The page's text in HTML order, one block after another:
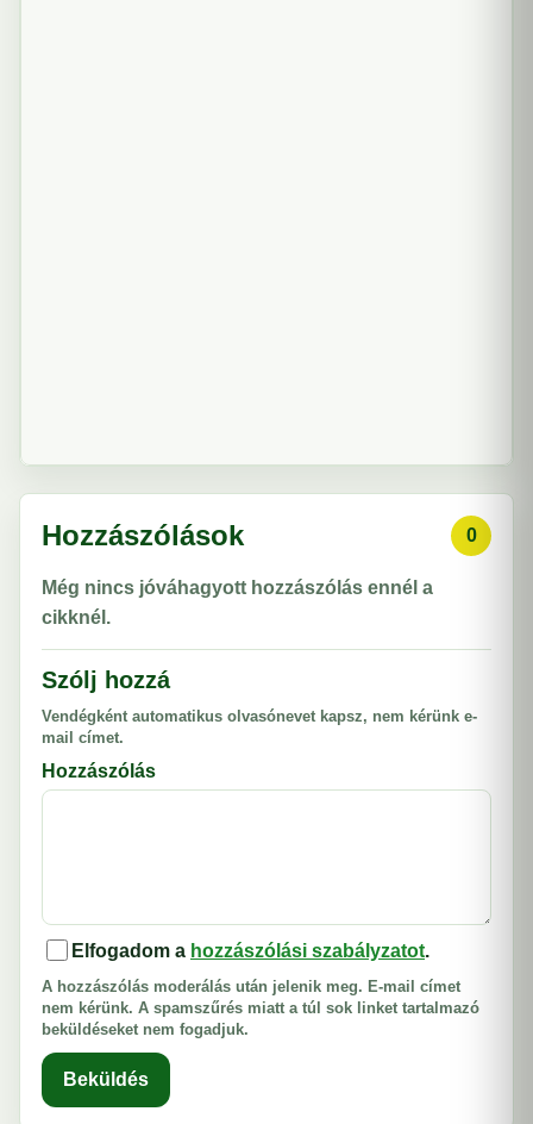
Hozzászólások 0
Még nincs jóváhagyott hozzászólás ennél a
cikknél.
Szólj hozzá
Vendégként automatikus olvasónevet kapsz, nem kérünk e-
mail címet.
Hozzászólás
Elfogadom a hozzászólási szabályzatot.
A hozzászólás moderálás után jelenik meg. E-mail címet
nem kérünk. A spamszűrés miatt a túl sok linket tartalmazó
beküldéseket nem fogadjuk.
Beküldés